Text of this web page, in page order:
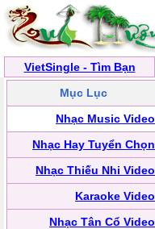
VietSingle - Tìm Bạn
Mục Lục
Nhạc Music Video
Nhạc Hay Tuyển Chọn
Nhạc Thiếu Nhi Video
Karaoke Video
Nhạc Tân Cổ Video